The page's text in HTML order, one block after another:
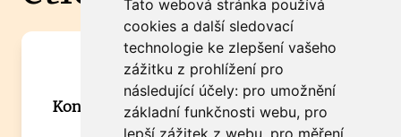
Tato webová stránka používá
cookies a další sledovací
technologie ke zlepšení vašeho
zážitku z prohlížení pro
následující účely: pro umožnění
základní funkčnosti webu, pro
lepší zážitek z webu pro měření
Máte zajímavou informaci? Chcete
spolupracovat?
Kontaktujte šéfredaktora Martina Chalupu:
chalupa@ctidoma.cz